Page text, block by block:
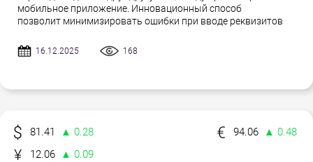
мобильное приложение. Инновационный способ
позволит минимизировать ошибки при вводе реквизитов
16.12.2025 168
81.41 ▲ 0.28 94.06
▲ 0.48
12.06
▲ 0.09